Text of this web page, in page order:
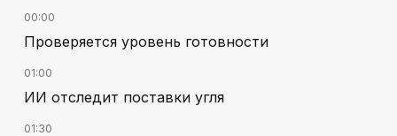
00:00
Проверяется уровень готовности
01:00
ИИ отследит поставки угля
01:30